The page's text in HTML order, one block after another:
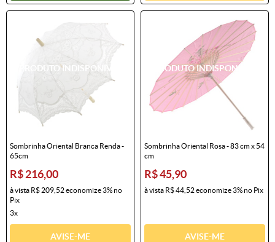
Sombrinha Oriental Branca Renda -
65cm
R$ 216,00
à vista R$ 209,52economize3%no
Pix
3x
AVISE-ME
Sombrinha Oriental Rosa - 83 cm x 54
cm
R$ 45,90
à vista R$ 44,52economize3%no Pix
AVISE-ME